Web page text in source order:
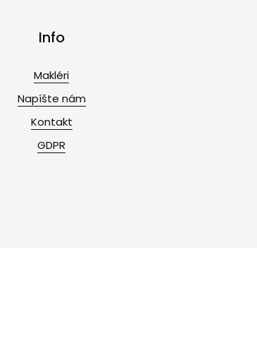
Info
Makléri
Napíšte nám
Kontakt
GDPR